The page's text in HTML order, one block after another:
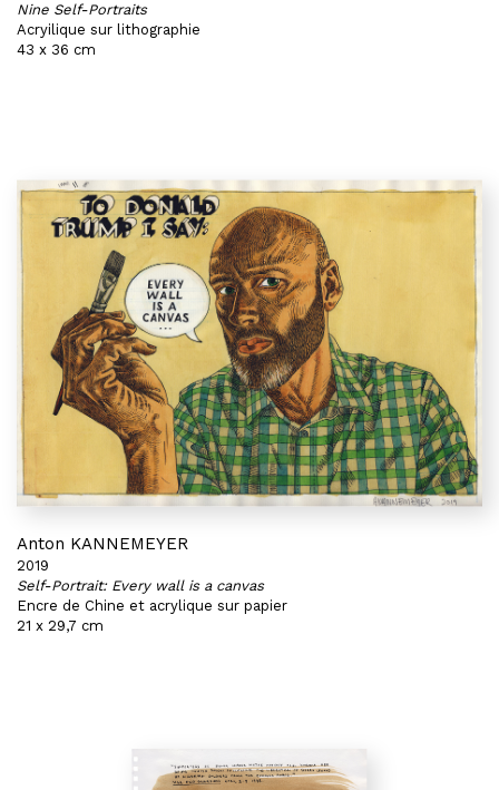
Nine Self-Portraits
Acryilique sur lithographie
43 x 36 cm
Anton KANNEMEYER
2019
Self-Portrait: Every wall is a canvas
Encre de Chine et acrylique sur papier
21 x 29,7 cm